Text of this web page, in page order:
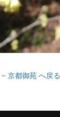
京都御苑 へ戻る